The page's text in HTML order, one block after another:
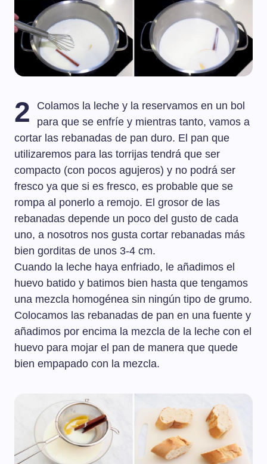
2
Colamos la leche y la reservamos en un bol
para que se enfríe y mientras tanto, vamos a
cortar las rebanadas de pan duro. El pan que
utilizaremos para las torrijas tendrá que ser
compacto (con pocos agujeros) y no podrá ser
fresco ya que si es fresco, es probable que se
rompa al ponerlo a remojo. El grosor de las
rebanadas depende un poco del gusto de cada
uno, a nosotros nos gusta cortar rebanadas más
bien gorditas de unos 3-4 cm.
Cuando la leche haya enfriado, le añadimos el
huevo batido y batimos bien hasta que tengamos
una mezcla homogénea sin ningún tipo de grumo.
Colocamos las rebanadas de pan en una fuente y
añadimos por encima la mezcla de la leche con el
huevo para mojar el pan de manera que quede
bien empapado con la mezcla.